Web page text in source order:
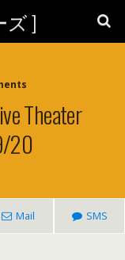
ズ ]
Theater
20
Mail SMS